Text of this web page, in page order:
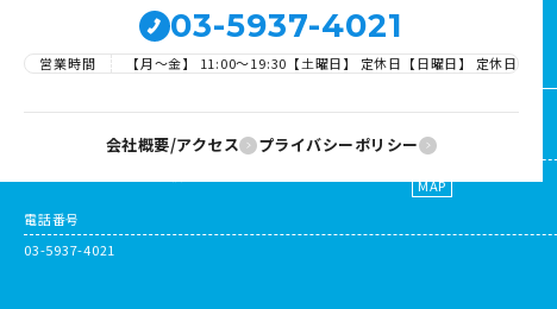
03-5937-4021
営業時間 【月～金】 11:00〜19:30 【土曜日】 定休日 【日曜日】 定休日
会社概要/アクセス プライバシーポリシー
MAP
電話番号
03-5937-4021